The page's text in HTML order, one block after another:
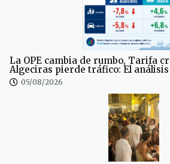
La OPE cambia de rumbo, Tarifa
Algeciras pierde tráfico: El análisis
05/08/2026